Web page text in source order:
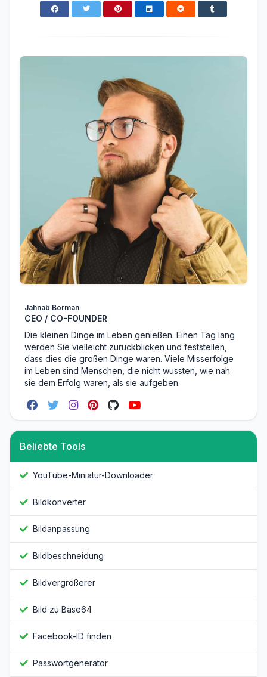
Jahnab Borman
CEO / CO-FOUNDER
Die kleinen Dinge im Leben genießen. Einen Tag lang
werden Sie vielleicht zurückblicken und feststellen,
dass dies die großen Dinge waren. Viele Misserfolge
im Leben sind Menschen, die nicht wussten, wie nah
sie dem Erfolg waren, als sie aufgeben.
Beliebte Tools
YouTube-Miniatur-Downloader
Bildkonverter
Bildanpassung
Bildbeschneidung
Bildvergrößerer
Bild zu Base64
Facebook-ID finden
Passwortgenerator